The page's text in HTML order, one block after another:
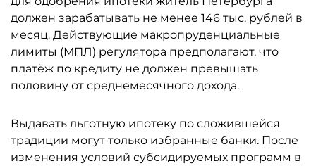
должен зарабатывать не менее 146 тыс. рублей в
месяц. Действующие макропруденциальные
лимиты (МПЛ) регулятора предполагают, что
платёж по кредиту не должен превышать
половину от среднемесячного дохода.
Выдавать льготную ипотеку по сложившейся
традиции могут только избранные банки. После
изменения условий субсидируемых программ в